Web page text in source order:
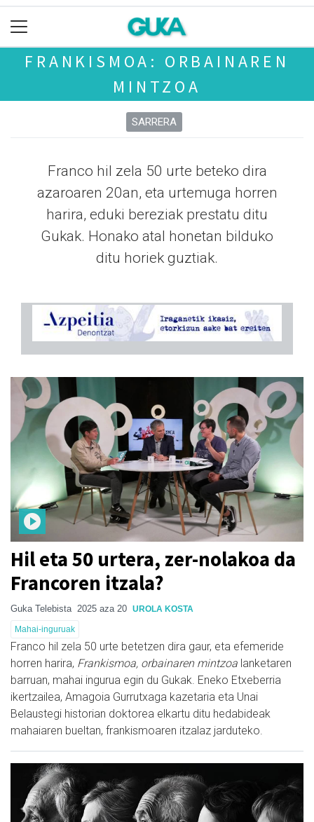
FRANKISMOA: ORBAINAREN
MINTZOA
SARRERA
Franco hil zela 50 urte beteko dira
azaroaren 20an, eta urtemuga horren
harira, eduki bereziak prestatu ditu
Gukak. Honako atal honetan bilduko
ditu horiek guztiak.
Hil eta 50 urtera, zer-nolakoa da
Francoren itzala?
Guka Telebista 2025 aza 20 UROLA KOSTA
Mahai-inguruak
Franco hil zela 50 urte betetzen dira gaur, eta efemeride
horren harira, Frankismoa, orbainaren mintzoa lanketaren
barruan, mahai ingurua egin du Gukak. Eneko Etxeberria
ikertzailea, Amagoia Gurrutxaga kazetaria eta Unai
Belaustegi historian doktorea elkartu ditu hedabideak
mahaiaren bueltan, frankismoaren itzalaz jarduteko.